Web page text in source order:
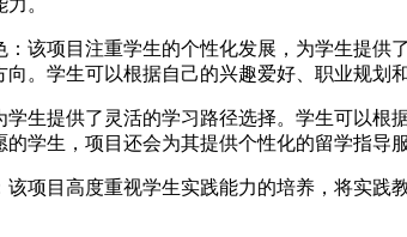
：该项目注重学生的个性化发展，为学生提
。学生可以根据自己的兴趣爱好、职业规划
学生提供了灵活的学习路径选择。学生可以
学生，项目还会为其提供个性化的留学指导
该项目高度重视学生实践能力的培养，将实